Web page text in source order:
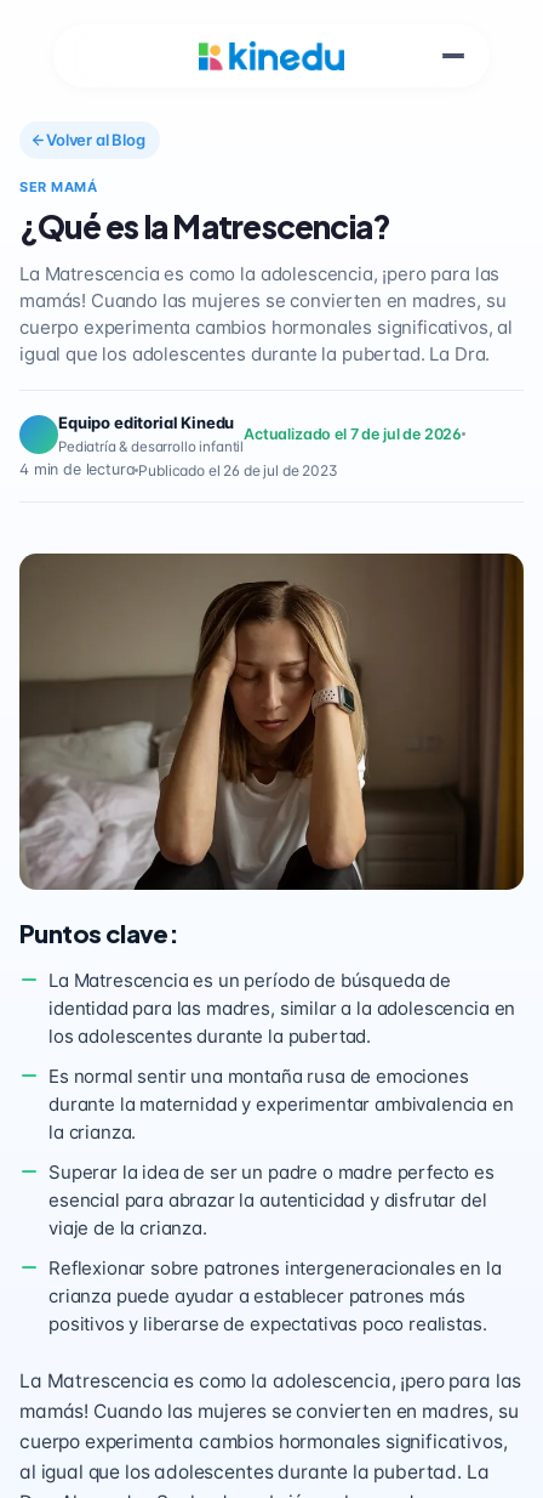
Volver al Blog
SER MAMÁ
¿Qué es la Matrescencia?
La Matrescencia es como la adolescencia, ¡pero para las
mamás! Cuando las mujeres se convierten en madres, su
cuerpo experimenta cambios hormonales significativos, al
igual que los adolescentes durante la pubertad. La Dra.
Equipo editorial Kinedu
Pediatría & desarrollo infantil
Actualizado el 7 de jul de 2026
4 min de lectura Publicado el 26 de jul de 2023
Puntos clave:
La Matrescencia es un período de búsqueda de
identidad para las madres, similar a la adolescencia en
los adolescentes durante la pubertad.
Es normal sentir una montaña rusa de emociones
durante la maternidad y experimentar ambivalencia en
la crianza.
Superar la idea de ser un padre o madre perfecto es
esencial para abrazar la autenticidad y disfrutar del
viaje de la crianza.
Reflexionar sobre patrones intergeneracionales en la
crianza puede ayudar a establecer patrones más
positivos y liberarse de expectativas poco realistas.
La Matrescencia es como la adolescencia, ¡pero para las
mamás! Cuando las mujeres se convierten en madres, su
cuerpo experimenta cambios hormonales significativos,
al igual que los adolescentes durante la pubertad. La